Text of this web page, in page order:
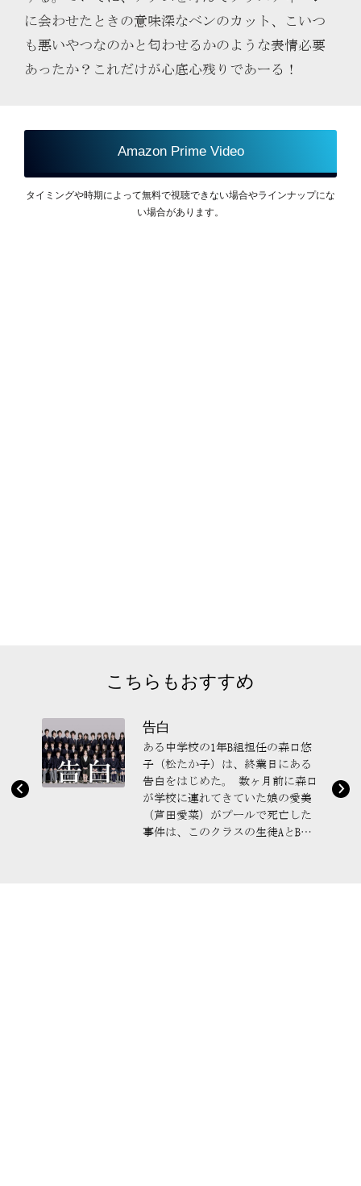
に会わせたときの意味深なベンのカット、こいつ
も悪いやつなのかと匂わせるかのような表情必要
あったか？これだけが心底心残りであーる！
Amazon Prime Video
タイミングや時期によって無料で視聴できない場合やラインナップにな
い場合があります。
こちらもおすすめ
告白
ある中学校の1年B組担任の森口悠
子（松たか子）は、終業日にある
告白をはじめた。 数ヶ月前に森口
が学校に連れてきていた娘の愛美
（芦田愛菜）がプールで死亡した
事件は、このクラスの生徒AとBに